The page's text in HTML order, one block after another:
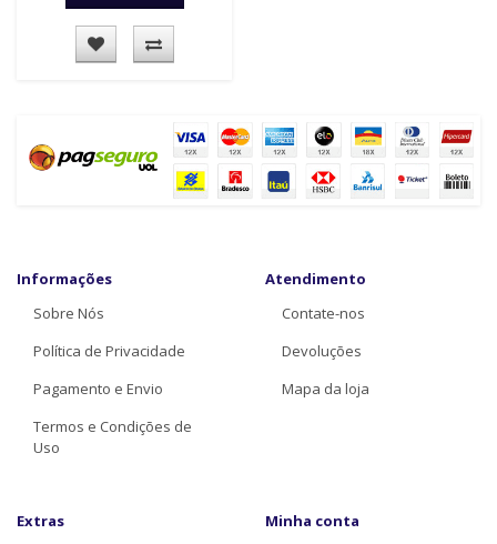
Informações
Sobre Nós
Política de Privacidade
Pagamento e Envio
Termos e Condições de
Uso
Atendimento
Contate-nos
Devoluções
Mapa da loja
Extras
Minha conta